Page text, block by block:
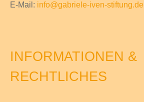
E-Mail: info@gabriele-iven-stiftung.de
INFORMATIONEN &
RECHTLICHES